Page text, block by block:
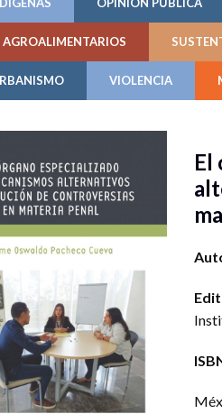
AGROALIMENTARIOS
VIOLENCIA
El